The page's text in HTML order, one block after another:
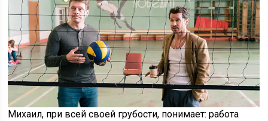
Михаил, при всей своей грубости, понимает: работа